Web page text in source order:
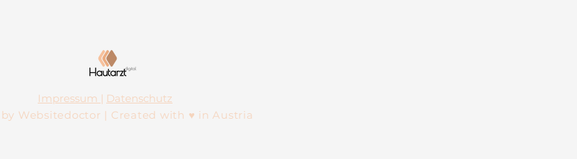
Impressum | Datenschutz
Websitedoctor | Created with ♥ in Austria